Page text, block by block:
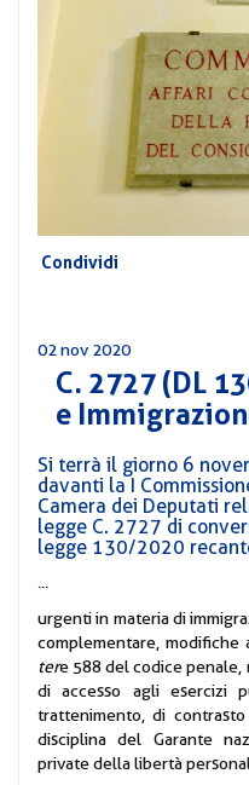
PREVIDENZA
CONVENZIONI
DIRIGENZIALE
COMUNICATI
MOBILITÀ
PERSONALE
Condividi
02 nov 2020
C. 2727 (DL
e
Si terrà il giorno 6
davanti la I
Camera dei Deputati
legge C. 2727 di
legge 130/2020
...
urgenti in materia di
complementare, modifiche
tere 588 del codice penale,
di accesso agli esercizi
trattenimento, di
disciplina del Garante
private della libertà